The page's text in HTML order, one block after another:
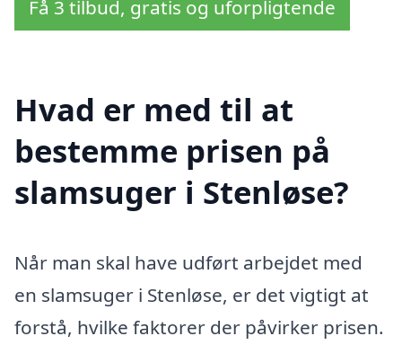
Få 3 tilbud, gratis og uforpligtende
Hvad er med til at
bestemme prisen på
slamsuger i Stenløse?
Når man skal have udført arbejdet med
en slamsuger i Stenløse, er det vigtigt at
forstå, hvilke faktorer der påvirker prisen.